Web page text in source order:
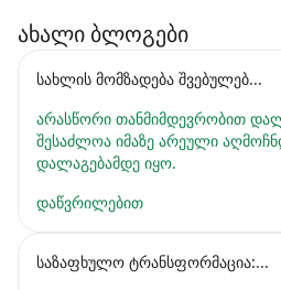
ახალი ბლოგები
სახლის მომზადება შვებულებ...
არასწორი თანმიმდევრობით
შესაძლოა იმაზე არეული
დალაგებამდე იყო.
დაწვრილებით
საზაფხულო ტრანსფორმაცია:...